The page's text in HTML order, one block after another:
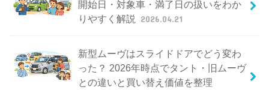
開始日・対象車・満了日の扱いをわか
りやすく解説
2026.04.21
新型ムーヴはスライドドアでどう変わ
った？ 2026年時点でタント・旧ムーヴ
との違いと買い替え価値を整理